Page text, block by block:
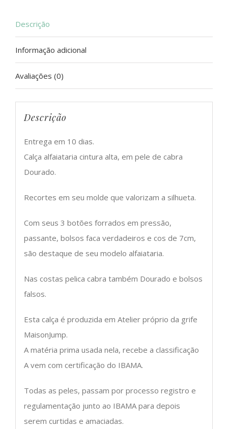
Descrição
Informação adicional
Avaliações (0)
Descrição
Entrega em 10 dias.
Calça alfaiataria cintura alta, em pele de cabra
Dourado.
Recortes em seu molde que valorizam a silhueta.
Com seus 3 botões forrados em pressão,
passante, bolsos faca verdadeiros e cos de 7cm,
são destaque de seu modelo alfaiataria.
Nas costas pelica cabra também Dourado e bolsos
falsos.
Esta calça é produzida em Atelier próprio da grife
MaisonJump.
A matéria prima usada nela, recebe a classificação
A vem com certificação do IBAMA.
Todas as peles, passam por processo registro e
regulamentação junto ao IBAMA para depois
serem curtidas e amaciadas.